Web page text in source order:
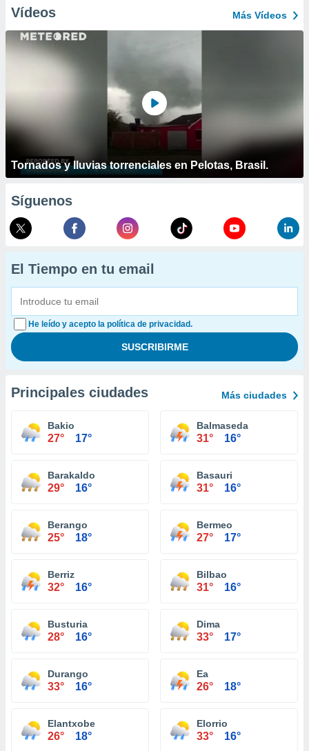
Vídeos Más Vídeos
Tornados y lluvias torrenciales en Pelotas, Brasil.
Síguenos
El Tiempo en tu email
He leído y acepto la política de privacidad.
Principales ciudades Más ciudades
Bakio
27° 17°
Balmaseda
31° 16°
Barakaldo
29° 16°
Basauri
31° 16°
Berango
25° 18°
Bermeo
27° 17°
Berriz
32° 16°
Bilbao
31° 16°
Busturia
28° 16°
Dima
33° 17°
Durango
33° 16°
Ea
26° 18°
Elantxobe
26° 18°
Elorrio
33° 16°